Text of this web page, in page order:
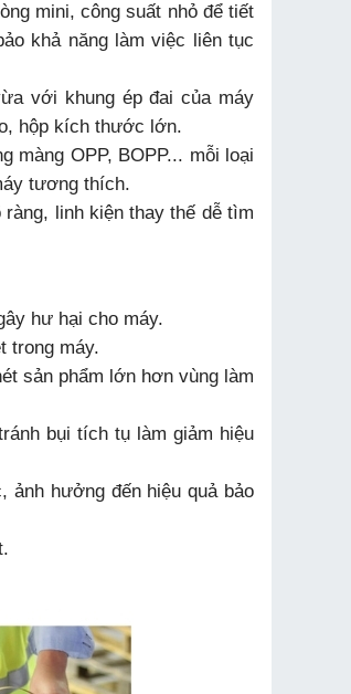
mini, công suất nhỏ để tiết
khả năng làm việc liên tục
với khung ép đai của máy
hộp kích thước lớn.
màng OPP, BOPP... mỗi loại
tương thích.
linh kiện thay thế dễ tìm
hư hại cho máy.
trong máy.
sản phẩm lớn hơn vùng làm
bụi tích tụ làm giảm hiệu
ảnh hưởng đến hiệu quả bảo